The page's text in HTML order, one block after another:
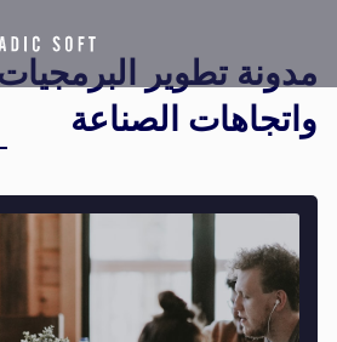
English
مدونة تطوير
واتجاهات الصناعة